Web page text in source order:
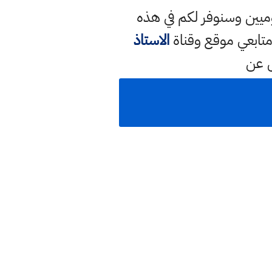
وسنوفر لكم في هذه
موقع وقناةالاستاذ
عن